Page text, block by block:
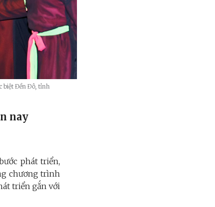
biệt Đền Đô, tỉnh
nay
phát triển,
chương trình
triển gắn với